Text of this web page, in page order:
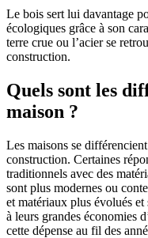
Le bois sert lui davantage
écologiques grâce à son
terre crue ou l’acier se
construction.
Quels sont les
maison ?
Les maisons se
construction. Certaines
traditionnels avec des
sont plus modernes ou
et matériaux plus évolués
à leurs grandes économies
cette dépense au fil des